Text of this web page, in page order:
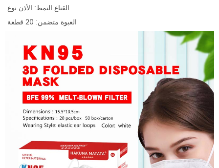
القناع النمط: الأذن نوع
العبوة متضمن: 20 قطعة